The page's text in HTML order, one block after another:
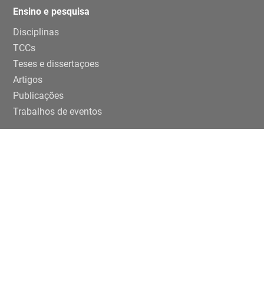
Ensino e pesquisa
Disciplinas
TCCs
Teses e dissertaçoes
Artigos
Publicações
Trabalhos de eventos